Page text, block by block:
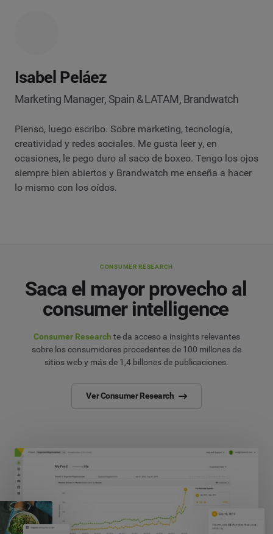
Isabel Peláez
Marketing Manager, Spain & LATAM, Brandwatch
Pienso, luego escribo. Sobre marketing, tecnología,
creatividad y redes sociales. Me gusta leer y, en
ocasiones, le pego duro al saco de boxeo. Tengo los ojos
siempre bien abiertos y Brandwatch me enseña a hacer
lo mismo con los oídos.
CONSUMER RESEARCH
Saca el mayor provecho al
consumer intelligence
Consumer Research te da acceso a insights relevantes
sobre los consumidores procedentes de 100 millones de
sitios web y más de 1,4 billones de publicaciones.
Ver Consumer Research